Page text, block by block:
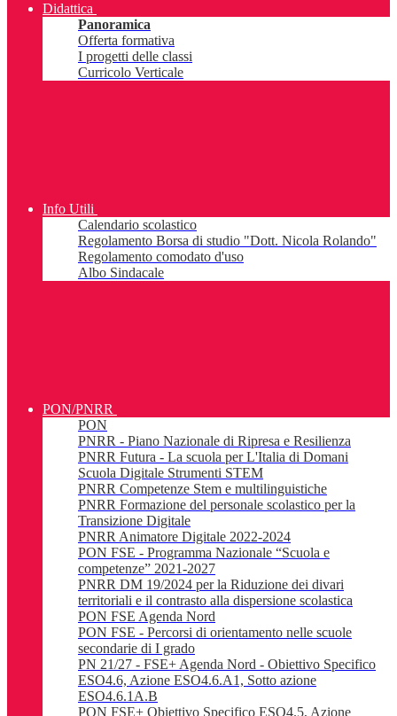
Didattica
Panoramica
Offerta formativa
I progetti delle classi
Curricolo Verticale
Info Utili
Calendario scolastico
Regolamento Borsa di studio "Dott. Nicola Rolando"
Regolamento comodato d'uso
Albo Sindacale
PON/PNRR
PON
PNRR - Piano Nazionale di Ripresa e Resilienza
PNRR Futura - La scuola per L'Italia di Domani
Scuola Digitale Strumenti STEM
PNRR Competenze Stem e multilinguistiche
PNRR Formazione del personale scolastico per la
Transizione Digitale
PNRR Animatore Digitale 2022-2024
PON FSE - Programma Nazionale “Scuola e
competenze” 2021-2027
PNRR DM 19/2024 per la Riduzione dei divari
territoriali e il contrasto alla dispersione scolastica
PON FSE Agenda Nord
PON FSE - Percorsi di orientamento nelle scuole
secondarie di I grado
PN 21/27 - FSE+ Agenda Nord - Obiettivo Specifico
ESO4.6, Azione ESO4.6.A1, Sotto azione
ESO4.6.1A.B
PON FSE+ Obiettivo Specifico ESO4.5, Azione